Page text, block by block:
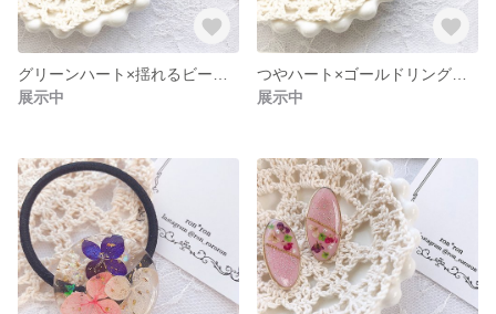
展示中
展示中